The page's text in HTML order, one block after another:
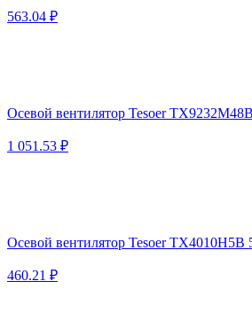
563.04 ₽
Осевой вентилятор Tesoer
1 051.53 ₽
Осевой вентилятор Tesoer TX4010H5B
460.21 ₽